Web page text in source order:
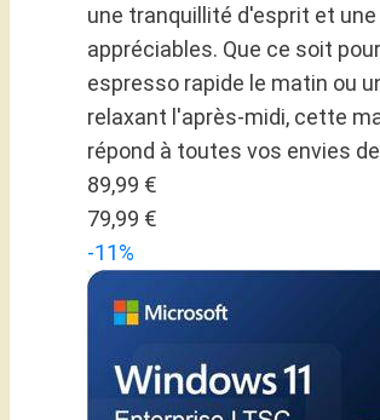
une tranquillité d'esprit et
appréciables. Que ce soit
espresso rapide le matin ou
relaxant l'après-midi, cette
répond à toutes vos envies
89,99 €
79,99 €
-11%